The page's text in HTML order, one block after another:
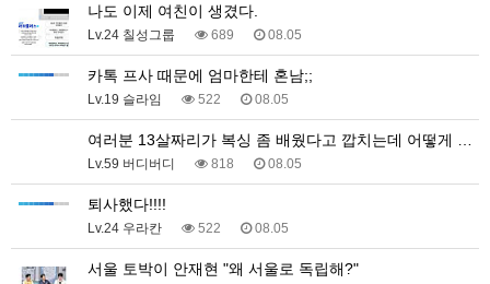
나도 이제 여친이 생겼다.
Lv.24 칠성그룹 689 08.05
카톡 프사 때문에 엄마한테 혼남;;
Lv.19 슬라임 522 08.05
여러분 13살짜리가 복싱 좀 배웠다고 깝치는데 어떻게 …
Lv.59 버디버디 818 08.05
퇴사했다!!!!
Lv.24 우라칸 522 08.05
서울 토박이 안재현 "왜 서울로 독립해?"